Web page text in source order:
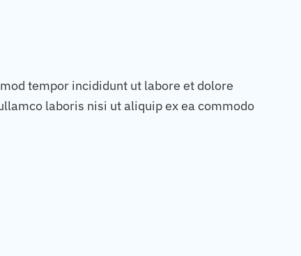
tempor incididunt ut labore et dolore
laboris nisi ut aliquip ex ea commodo